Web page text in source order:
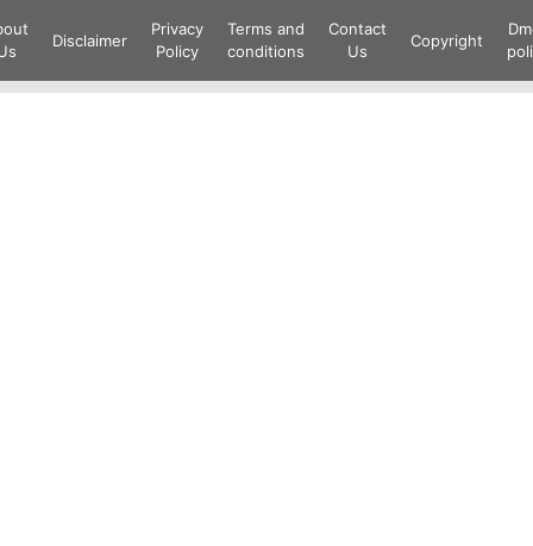
to
Disclaimer
Privacy
Policy
Terms and
conditions
Contact
Us
Copyright